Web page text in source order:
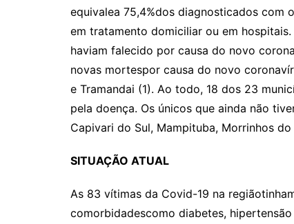
equivalea 75,4%dos diagnosticados com
em tratamento domiciliar ou em
haviam falecido por causa do novo
novas mortespor causa do novo
e Tramandai (1). Ao todo, 18 dos 23
pela doença. Os únicos que ainda não
Capivari do Sul, Mampituba, Morrinhos
SITUAÇÃO ATUAL
As 83 vítimas da Covid-19 na
comorbidadescomo diabetes,